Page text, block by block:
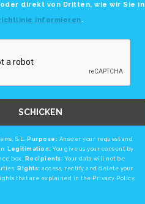
oder direkt von Dritten, wie wir Sie in
informieren.
SCHICKEN
S.L. Purpose: Answer your request and
Legitimation: You give us your consent by
box.
Recipients: Your data will not be
Rights: access, rectify and delete your
that are explained in the Privacy Policy.